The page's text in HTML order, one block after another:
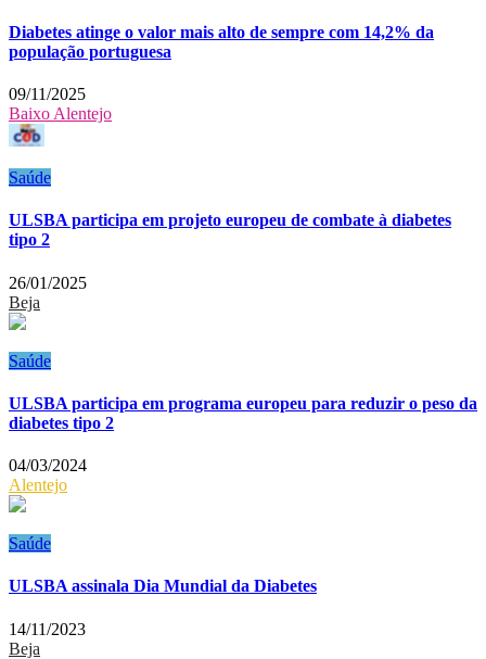
Diabetes atinge o valor mais alto de sempre com 14,2% da
população portuguesa
09/11/2025
Baixo Alentejo
Saúde
ULSBA participa em projeto europeu de combate à diabetes
tipo 2
26/01/2025
Beja
Saúde
ULSBA participa em programa europeu para reduzir o peso da
diabetes tipo 2
04/03/2024
Alentejo
Saúde
ULSBA assinala Dia Mundial da Diabetes
14/11/2023
Beja